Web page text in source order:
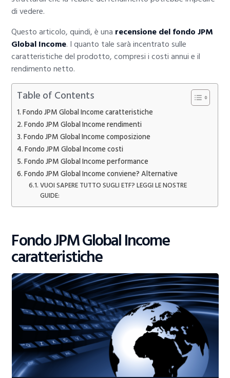
di vedere.
Questo articolo, quindi, è una recensione del fondo JPM
Global Income. I quanto tale sarà incentrato sulle
caratteristiche del prodotto, compresi i costi annui e il
rendimento netto.
Table of Contents
Fondo JPM Global Income caratteristiche
Fondo JPM Global Income rendimenti
Fondo JPM Global Income composizione
Fondo JPM Global Income costi
Fondo JPM Global Income performance
Fondo JPM Global Income conviene? Alternative
VUOI SAPERE TUTTO SUGLI ETF? LEGGI LE NOSTRE
GUIDE:
Fondo JPM Global Income
caratteristiche